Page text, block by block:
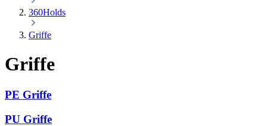
360Holds
Griffe
Griffe
PE Griffe
PU Griffe